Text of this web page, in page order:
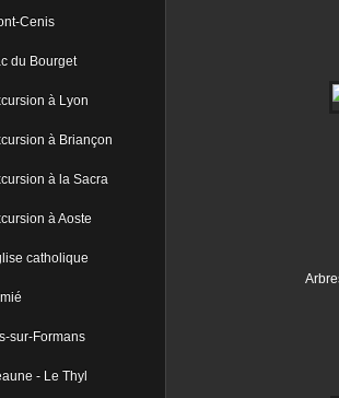
Cenis
du Bourget
à Lyon
à Briançon
à la Sacra
à Aoste
catholique
sur-Formans
- Le Thyl